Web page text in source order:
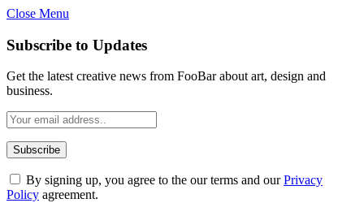
Close Menu
Subscribe to Updates
Get the latest creative news from FooBar about art, design and
business.
By signing up, you agree to the our terms and ourPrivacy
Policy agreement.